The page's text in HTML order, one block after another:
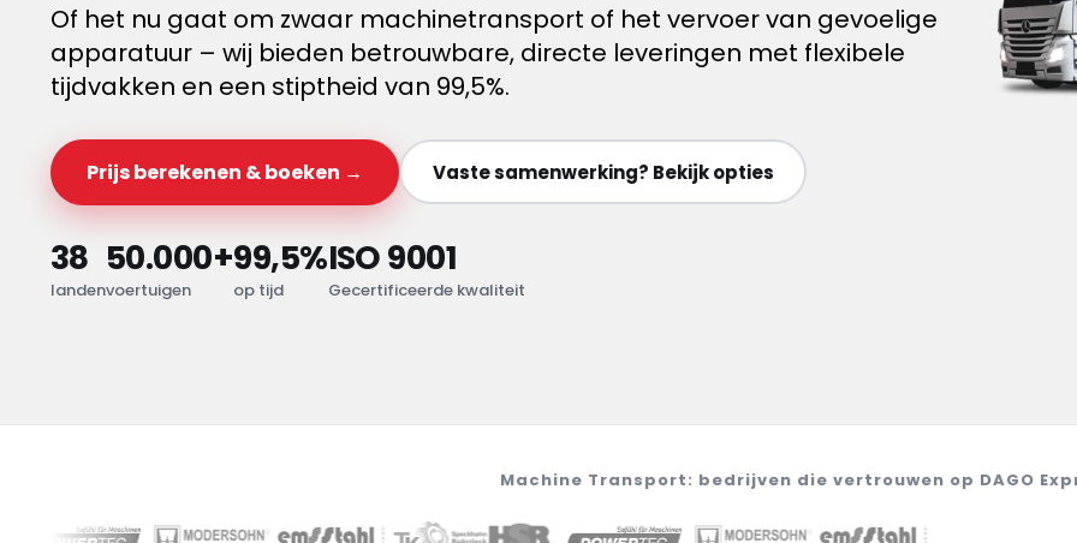
Of het nu gaat om zwaar machinetransport of het vervoer van gevoelige
apparatuur – wij bieden betrouwbare, directe leveringen met flexibele
tijdvakken en een stiptheid van 99,5%.
Prijs berekenen & boeken → Vaste samenwerking? Bekijk opties
38
landen
50.000+
voertuigen
99,5%
op tijd
ISO 9001
Gecertificeerde kwaliteit
Machine Transport: bedrijven die vertrouwen op DAGO